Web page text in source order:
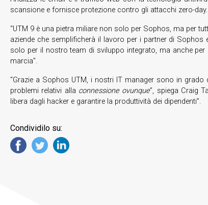
scansione e fornisce protezione contro gli attacchi zero-day.
“UTM 9 è una pietra miliare non solo per Sophos, ma per
aziende che semplificherà il lavoro per i partner di Sophos
solo per il nostro team di sviluppo integrato, ma anche
marcia”.
“Grazie a Sophos UTM, i nostri IT manager sono in
problemi relativi alla connessione ovunque”, spiega Craig
libera dagli hacker e garantire la produttività dei dipendenti”.
Condividilo su: